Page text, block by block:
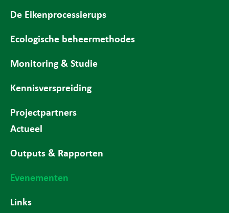
De Eikenprocessierups
Ecologische beheermethodes
Monitoring & Studie
Kennisverspreiding
Projectpartners
Actueel
Outputs & Rapporten
Evenementen
Links